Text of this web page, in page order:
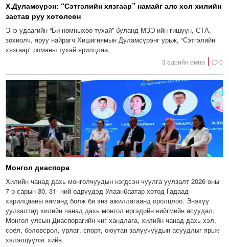
Х.Дуламсүрэн: “Сэтгэлийн хязгаар” намайг алс хол хилийн
застав руу хөтөлсөн
Энэ удаагийн “Би номныхоо тухай” буланд МЗЭ-ийн гишүүн, СТА,
зохиолч, яруу найрагч Хишигнямын Дуламсүрэнг урьж, “Сэтгэлийн
хязгаар” романы тухай ярилцлаа.
3 өдрийн өмнө 0
Монгол диаспора
Хилийн чанад дахь монголчуудын нэгдсэн чуулга уулзалт 2026 оны
7-р сарын 30, 31- ний өдрүүдэд Улаанбаатар хотод Гадаад
харилцааны яаманд болж би энэ ажиллагаанд оролцлоо. Энэхүү
уулзалтад хилийн чанад дахь монгол иргэдийн нийгмийн асуудал,
Монгол улсын Диаспорагийн чиг хандлага, хилийн чанад дахь хэл,
соёл, боловсрол, урлаг, спорт, оюутан залуучуудын асуудлыг ярьж
хэлэлцүүлэг хийв.